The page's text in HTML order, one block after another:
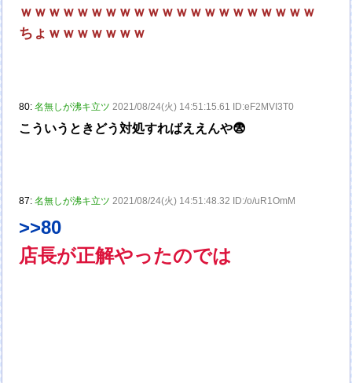
ｗｗｗｗｗｗｗｗｗｗｗｗｗｗｗｗｗｗｗｗｗ
ちょｗｗｗｗｗｗｗ
80:名無しが沸キ立ツ 2021/08/24(火) 14:51:15.61 ID:eF2MVI3T0
こういうときどう対処すればええんや😨
87:名無しが沸キ立ツ 2021/08/24(火) 14:51:48.32 ID:/o/uR1OmM
>>80
店長が正解やったのでは